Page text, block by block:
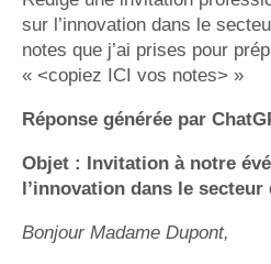
sur l’innovation dans le
notes que j’ai prises pour
« <copiez ICI vos notes> »
Réponse générée par
Objet : Invitation à notre
l’innovation dans le secteur
Bonjour Madame Dupont,